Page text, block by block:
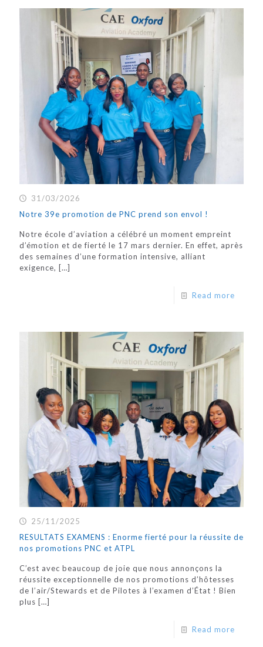
31/03/2026
Notre 39e promotion de PNC prend son envol !
Notre école d’aviation a célébré un moment empreint
d’émotion et de fierté le 17 mars dernier. En effet, après
des semaines d’une formation intensive, alliant
exigence, […]
Read more
25/11/2025
RESULTATS EXAMENS : Enorme fierté pour la réussite de
nos promotions PNC et ATPL
C’est avec beaucoup de joie que nous annonçons la
réussite exceptionnelle de nos promotions d’hôtesses
de l’air/Stewards et de Pilotes à l’examen d’État ! Bien
plus […]
Read more